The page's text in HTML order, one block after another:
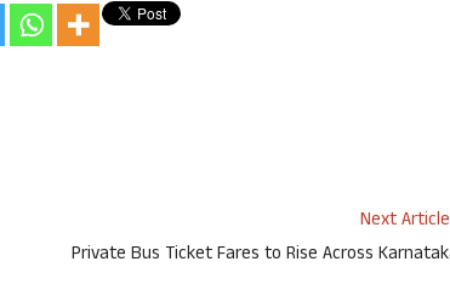
Next
Private Bus Ticket Fares to Rise Across